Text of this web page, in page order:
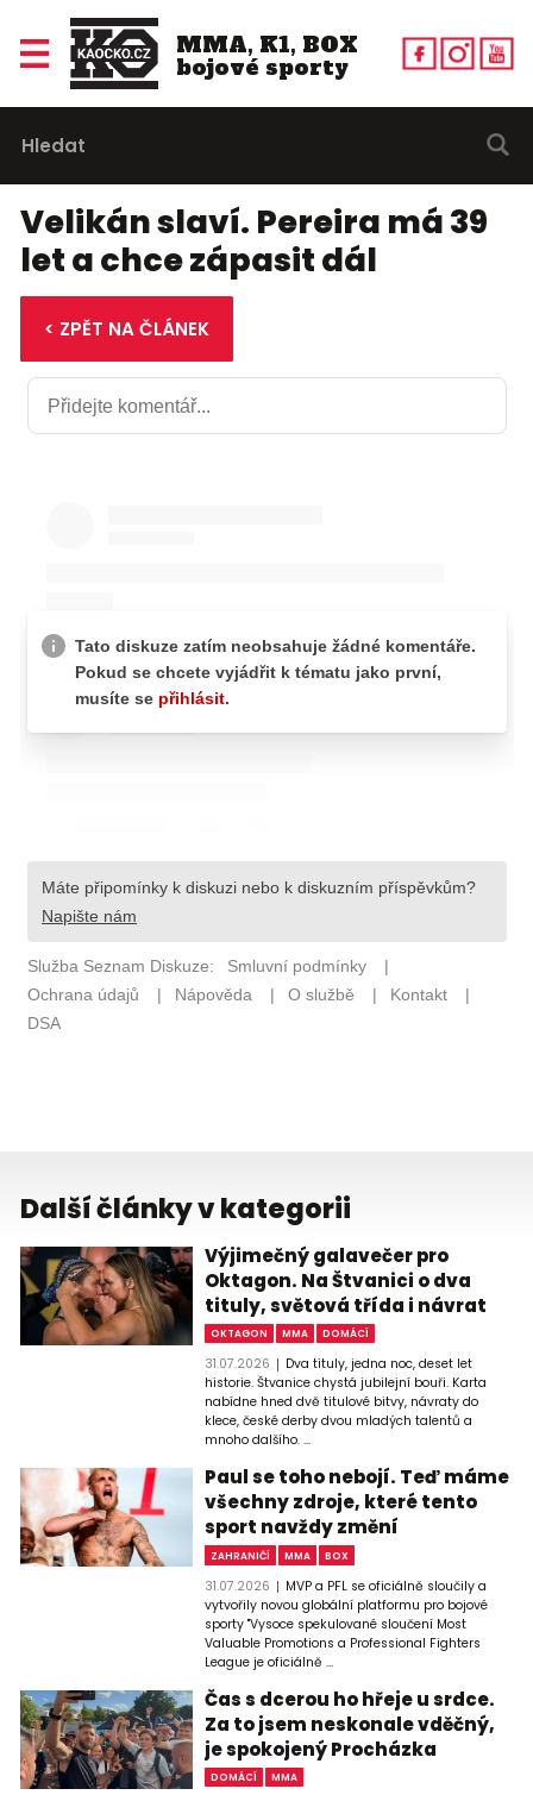
MMA, K1, BOX
bojové sporty
Velikán slaví. Pereira má 39
let a chce zápasit dál
< ZPĚT NA ČLÁNEK
Další články v kategorii
Výjimečný galavečer pro
Oktagon. Na Štvanici o dva
tituly, světová třída i návrat
OKTAGON MMA DOMÁCÍ
31.07.2026
Dva tituly, jedna noc, deset let
historie. Štvanice chystá jubilejní bouři. Karta
nabídne hned dvě titulové bitvy, návraty do
klece, české derby dvou mladých talentů a
mnoho dalšího. ...
Paul se toho nebojí. Teď máme
všechny zdroje, které tento
sport navždy změní
ZAHRANIČÍ MMA BOX
31.07.2026
MVP a PFL se oficiálně sloučily a
vytvořily novou globální platformu pro bojové
sporty "Vysoce spekulované sloučení Most
Valuable Promotions a Professional Fighters
League je oficiálně ...
Čas s dcerou ho hřeje u srdce.
Za to jsem neskonale vděčný,
je spokojený Procházka
DOMÁCÍ MMA